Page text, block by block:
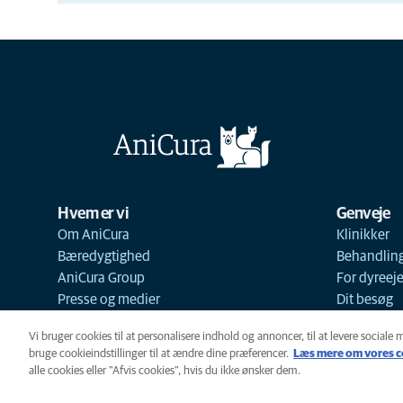
Hvem er vi
Om AniCura
Bæredygtighed
AniCura Group
Presse og medier
Genveje
Klinikker
For
Dit besøg
Vi bruger cookies til at personalisere indhold og annoncer, til at levere sociale
bruge cookieindstillinger til at ændre dine præferencer.
Læs mere om vores
alle cookies eller "Afvis cookies", hvis du ikke ønsker dem.